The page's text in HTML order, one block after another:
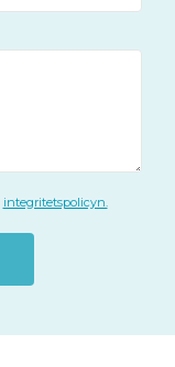
integritetspolicyn.